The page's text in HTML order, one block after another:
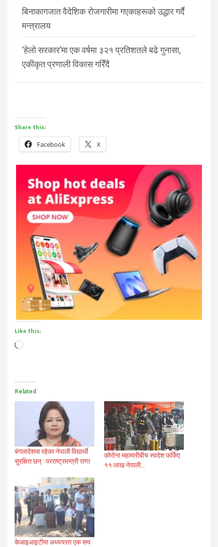
बिनाकागजात वैदेशिक रोजगारीमा गएकाहरूको उद्धार गर्दै
मन्त्रालय
‘हेलो सरकार’मा एक वर्षमा ३२१ प्रतिशतले बढे गुनासा,
एकीकृत प्रणाली विकास गरिँदै
Share this:
Facebook X
Like this:
Loading…
Related
बंगलादेशमा रहेका नेपाली विद्यार्थी
सुरक्षित छन् : परराष्ट्रमन्त्री राणा
कोरोना महामारीबीच स्वदेश फर्किए
११ लाख नेपाली…
केआइआइटीमा अध्ययरत एक सय